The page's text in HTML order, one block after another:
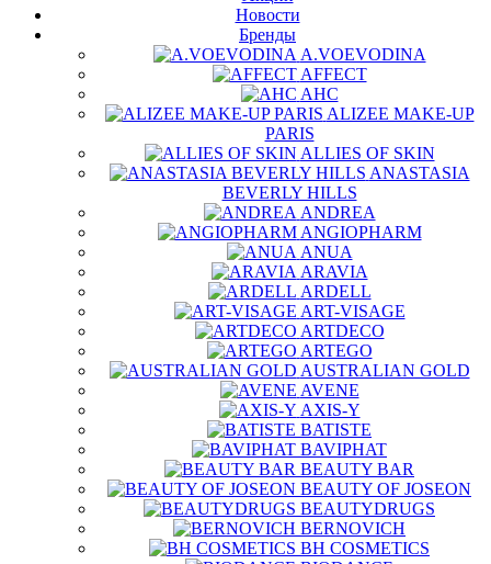
Новости
Бренды
A.VOEVODINA
AFFECT
AHC
ALIZEE MAKE-UP
PARIS
ALLIES OF SKIN
ANASTASIA
BEVERLY HILLS
ANDREA
ANGIOPHARM
ANUA
ARAVIA
ARDELL
ART-VISAGE
ARTDECO
ARTEGO
AUSTRALIAN GOLD
AVENE
AXIS-Y
BATISTE
BAVIPHAT
BEAUTY BAR
BEAUTY OF JOSEON
BEAUTYDRUGS
BERNOVICH
BH COSMETICS